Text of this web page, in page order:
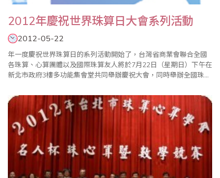
2012年慶祝世界珠算日大會系列活動
2012-05-22
年一度慶祝世界珠算日的系列活動開始了，台灣省商業會聯合全國
各珠算、心算團體以及國際珠算友人將於7月22日（星期日）下午在
新北市政府3樓多功能集會堂共同舉辦慶祝大會，同時舉辦全國珠算
學競技大賽、大會特刊徵文等系列活動。 現今珠心算的學習不只是
開啟兒童智力，對年長者也有健腦、教育、樂活的功能，希望各界
能多提供高齡學習或珠算..